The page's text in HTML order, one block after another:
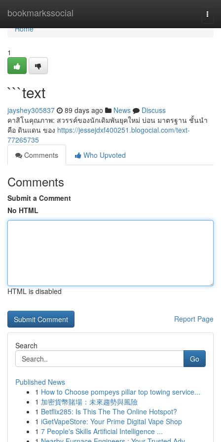
bookmarkssocial
Home
Home
1
```text
jayshey305837 89 days ago News
Discuss
คาสิโนคุณภาพ: สวรรค์ของนักเดิมพันยุคใหม่ บ่อน มาตรฐาน ชั้นนำ
คือ ดินแดน ของ https://jessejdxf400251.blogocial.com/text-
77265735
Comments
Who Upvoted
Comments
Submit a Comment
No HTML
HTML is disabled
Report Page
Search
Go
Published News
1 How to Choose pompeys pillar top towing service...
1 加密貨幣賭場：未來趨勢與風險
1 Betflix285: Is This The The Online Hotspot?
1 iGetVapeStore: Your Prime Digital Vape Shop
1 7 People's Skills Artificial Intelligence ...